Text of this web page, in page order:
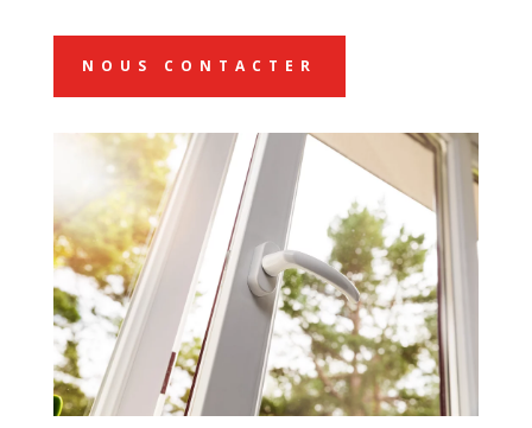
NOUS CONTACTER